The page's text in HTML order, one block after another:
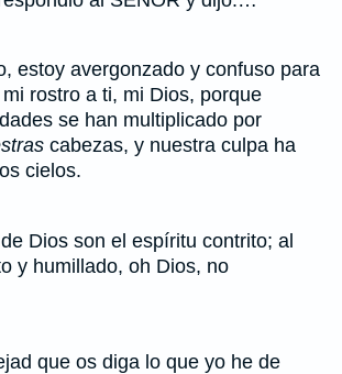
estoy avergonzado y confuso para
rostro a ti, mi Dios, porque
se han multiplicado por
cabezas, y nuestra culpa ha
cielos.
Dios son el espíritu contrito; al
y humillado, oh Dios, no
que os diga lo que yo he de